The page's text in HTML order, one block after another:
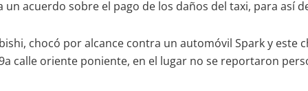
acuerdo sobre el pago de los daños del taxi, para así
chocó por alcance contra un automóvil Spark y este
calle oriente poniente, en el lugar no se reportaron